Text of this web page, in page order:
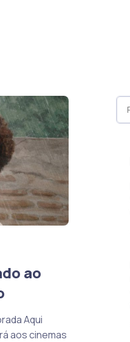
ao
Aqui
aos cinemas